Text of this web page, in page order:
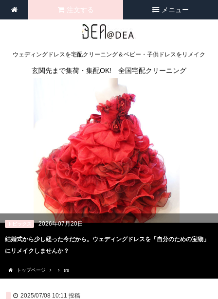
ウェディングドレスを宅配クリーニング＆ベビー・子供ドレスをリメイク
注文する メニュー
玄関先まで集荷・集配OK! 全国宅配クリーニング
トピックス 2026年07月20日
結婚式から少し経った今だから。ウェディングドレスを「自分のための宝物」
にリメイクしませんか？
トップページ trs
2025/07/08 10:11 投稿